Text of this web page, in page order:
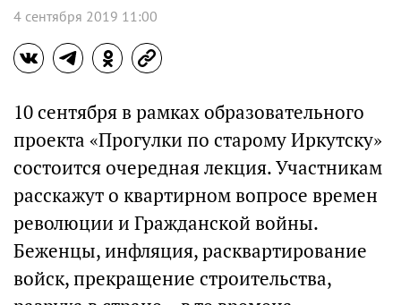
4 сентября 2019 11:00
10 сентября в рамках образовательного
проекта «Прогулки по старому Иркутску»
состоится очередная лекция. Участникам
расскажут о квартирном вопросе времен
революции и Гражданской войны.
Беженцы, инфляция, расквартирование
войск, прекращение строительства,